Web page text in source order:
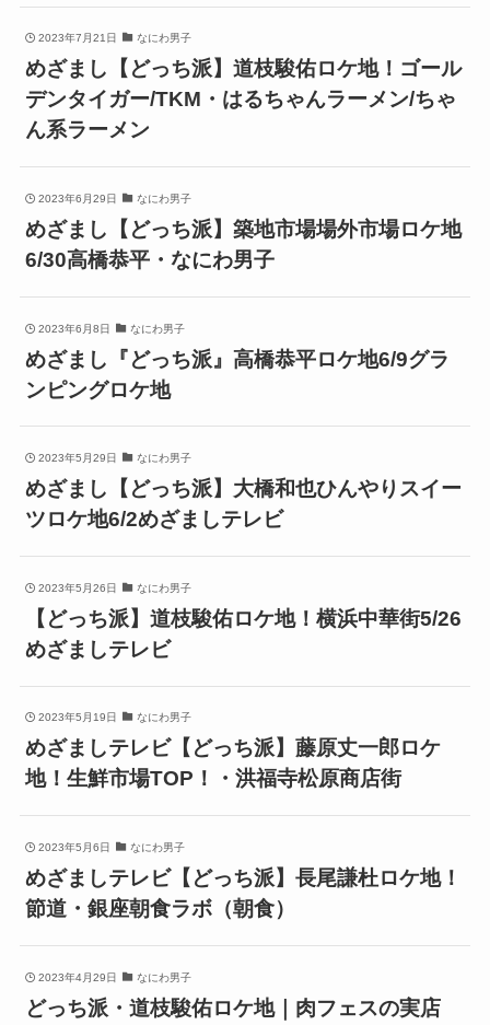
2023年7月21日 なにわ男子
めざまし【どっち派】道枝駿佑ロケ地！ゴール
デンタイガー/TKM・はるちゃんラーメン/ちゃ
ん系ラーメン
2023年6月29日 なにわ男子
めざまし【どっち派】築地市場場外市場ロケ地
6/30高橋恭平・なにわ男子
2023年6月8日 なにわ男子
めざまし『どっち派』高橋恭平ロケ地6/9グラ
ンピングロケ地
2023年5月29日 なにわ男子
めざまし【どっち派】大橋和也ひんやりスイー
ツロケ地6/2めざましテレビ
2023年5月26日 なにわ男子
【どっち派】道枝駿佑ロケ地！横浜中華街5/26
めざましテレビ
2023年5月19日 なにわ男子
めざましテレビ【どっち派】藤原丈一郎ロケ
地！生鮮市場TOP！・洪福寺松原商店街
2023年5月6日 なにわ男子
めざましテレビ【どっち派】長尾謙杜ロケ地！
節道・銀座朝食ラボ（朝食）
2023年4月29日 なにわ男子
どっち派・道枝駿佑ロケ地｜肉フェスの実店